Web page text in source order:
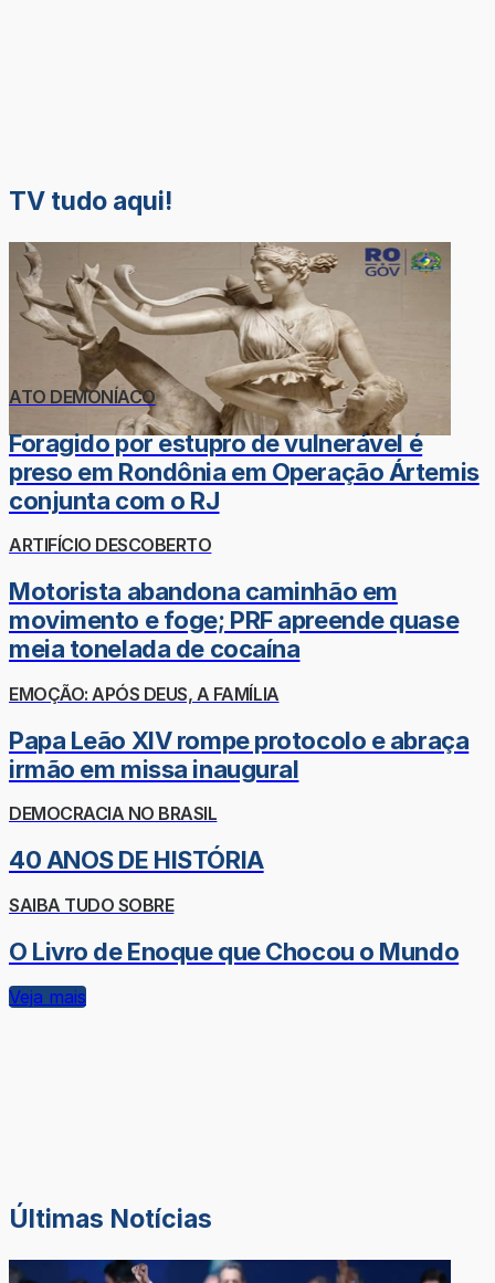
TV tudo aqui!
ATO DEMONÍACO
Foragido por estupro de vulnerável é
preso em Rondônia em Operação Ártemis
conjunta com o RJ
ARTIFÍCIO DESCOBERTO
Motorista abandona caminhão em
movimento e foge; PRF apreende quase
meia tonelada de cocaína
EMOÇÃO: APÓS DEUS, A FAMÍLIA
Papa Leão XIV rompe protocolo e abraça
irmão em missa inaugural
DEMOCRACIA NO BRASIL
40 ANOS DE HISTÓRIA
SAIBA TUDO SOBRE
O Livro de Enoque que Chocou o Mundo
Veja mais
Últimas Notícias